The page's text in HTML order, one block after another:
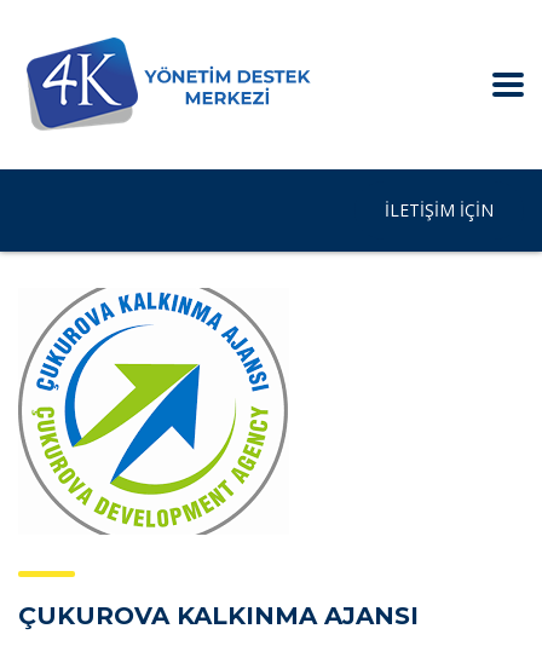
İLETIŞIM IÇIN
ÇUKUROVA KALKINMA AJANSI